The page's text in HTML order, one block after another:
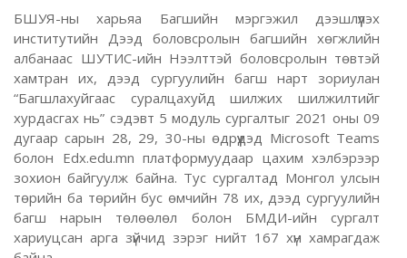
БШУЯ-ны харьяа Багшийн мэргэжил дээшлүүлэх
институтийн Дээд боловсролын багшийн хөгжлийн
албанаас ШУТИС-ийн Нээлттэй боловсролын төвтэй
хамтран их, дээд сургуулийн багш нарт зориулан
“Багшлахуйгаас суралцахуйд шилжих шилжилтийг
хурдасгах нь” сэдэвт 5 модуль сургалтыг 2021 оны 09
дугаар сарын 28, 29, 30-ны өдрүүдэд Microsoft Teams
болон Edx.edu.mn платформуудаар цахим хэлбэрээр
зохион байгуулж байна. Тус сургалтад Монгол улсын
төрийн ба төрийн бус өмчийн 78 их, дээд сургуулийн
багш нарын төлөөлөл болон БМДИ-ийн сургалт
хариуцсан арга зүйчид зэрэг нийт 167 хүн хамрагдаж